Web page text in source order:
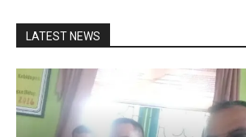
LATEST NEWS